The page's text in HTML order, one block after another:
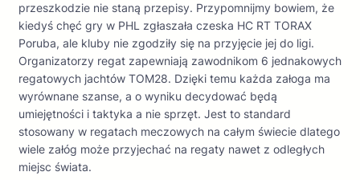
przeszkodzie nie staną przepisy. Przypomnijmy bowiem, że
kiedyś chęć gry w PHL zgłaszała czeska HC RT TORAX
Poruba, ale kluby nie zgodziły się na przyjęcie jej do ligi.
Organizatorzy regat zapewniają zawodnikom 6 jednakowych
regatowych jachtów TOM28. Dzięki temu każda załoga ma
wyrównane szanse, a o wyniku decydować będą
umiejętności i taktyka a nie sprzęt. Jest to standard
stosowany w regatach meczowych na całym świecie dlatego
wiele załóg może przyjechać na regaty nawet z odległych
miejsc świata.